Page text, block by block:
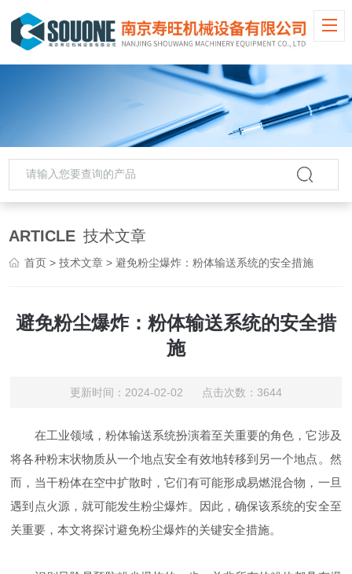
ARTICLE 技术文章
首页 >技术文章 > 避免粉尘爆炸：粉体输送系统的安全措施
避免粉尘爆炸：粉体输送系统的安全措
施
更新时间：2024-02-02 点击次数：3644
在工业领域，粉体输送系统扮演着至关重要的角色，它涉及
将各种粉末状物质从一个地点安全有效地转移到另一个地点。然
而，当干粉体在空中扩散时，它们有可能形成易燃混合物，一旦
遇到点火源，就可能发生粉尘爆炸。因此，确保该系统的安全至
关重要，本文将探讨避免粉尘爆炸的关键安全措施。